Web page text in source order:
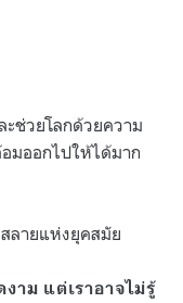
ะช่วยโลกด้วยความ
มออกไปให้ได้มาก
ลายแห่งยุคสมัย
าม แต่เราอาจไม่รู้